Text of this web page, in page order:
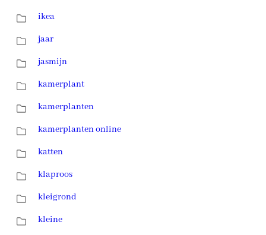
ikea
jaar
jasmijn
kamerplant
kamerplanten
kamerplanten online
katten
klaproos
kleigrond
kleine